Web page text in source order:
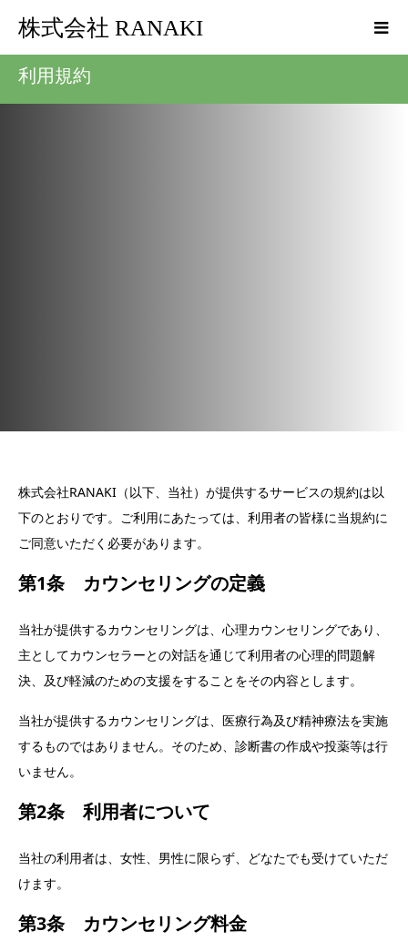
株式会社 RANAKI
利用規約
株式会社RANAKI（以下、当社）が提供するサービスの規約は以
下のとおりです。ご利用にあたっては、利用者の皆様に当規約に
ご同意いただく必要があります。
第1条 カウンセリングの定義
当社が提供するカウンセリングは、心理カウンセリングであり、
主としてカウンセラーとの対話を通じて利用者の心理的問題解
決、及び軽減のための支援をすることをその内容とします。
当社が提供するカウンセリングは、医療行為及び精神療法を実施
するものではありません。そのため、診断書の作成や投薬等は行
いません。
第2条 利用者について
当社の利用者は、女性、男性に限らず、どなたでも受けていただ
けます。
第3条 カウンセリング料金